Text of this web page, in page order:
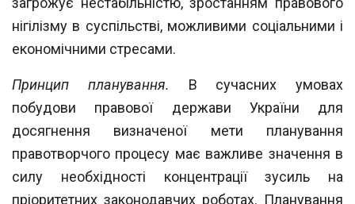
нігілізму в суспільстві, можливими соціальними і
економічними стресами.
Принцип планування. В сучасних умовах
побудови правової держави України для
досягнення визначеної мети планування
правотворчого процесу має важливе значення в
силу необхідності концентрації зусиль на
пріоритетних законодавчих роботах. Планування